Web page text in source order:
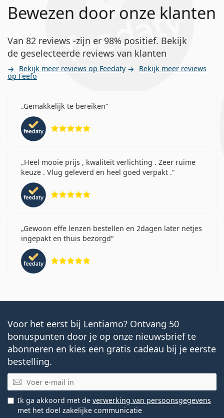
Bewezen door onze klanten
Van 82 reviews -zijn er 98% positief. Bekijk
de geselecteerde reviews van klanten
Bekijk meer reviews op Feedaty Bekijk meer reviews
op Feefo
Gemakkelijk te bereiken
Heel mooie prijs , kwaliteit verlichting . Zeer ruime
keuze . Vlug geleverd en heel goed verpakt .
Gewoon effe lenzen bestellen en 2dagen later netjes
ingepakt en thuis bezorgd
Voor het eerst bij Lentiamo? Ontvang 50
bonuspunten door je op onze nieuwsbrief te
abonneren en kies een gratis cadeau bij je eerste
bestelling.
E-mail
Ik ga akkoord met de verwerking van persoonsgegevens
met het doel zakelijke communicatie